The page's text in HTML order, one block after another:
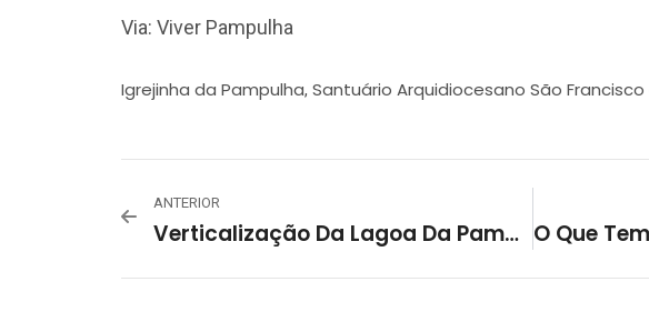
Via: Viver Pampulha
Igrejinha da Pampulha, Santuário Arquidiocesano São Francisco
ANTERIOR
Verticalização Da Lagoa Da Pampulha